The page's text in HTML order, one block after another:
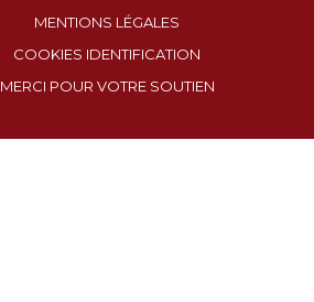
MENTIONS LÉGALES
COOKIES IDENTIFICATION
MERCI POUR VOTRE SOUTIEN